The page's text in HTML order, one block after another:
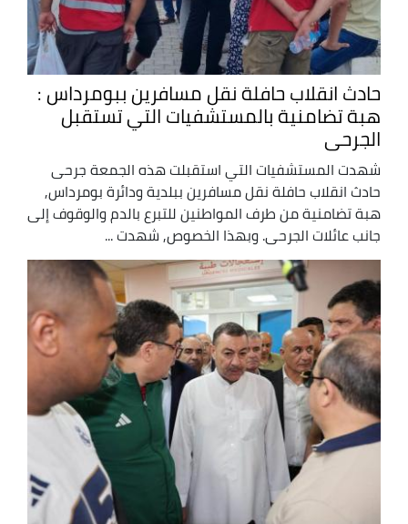
حادث انقلاب حافلة نقل مسافرين ببومرداس :
هبة تضامنية بالمستشفيات التي تستقبل
الجرحى
شهدت المستشفيات التي استقبلت هذه الجمعة جرحى
حادث انقلاب حافلة نقل مسافرين ببلدية ودائرة بومرداس,
هبة تضامنية من طرف المواطنين للتبرع بالدم والوقوف إلى
جانب عائلات الجرحى. وبهذا الخصوص, شهدت ...